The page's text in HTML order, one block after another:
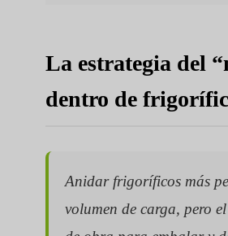
La estrategia del
dentro de
Anidar frigoríficos más
volumen de carga, pero